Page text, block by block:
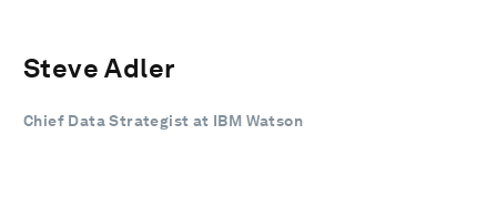
Steve Adler
Chief Data Strategist at IBM Watson